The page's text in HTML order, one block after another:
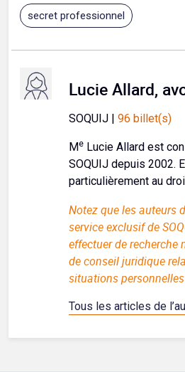
secret professionnel
Lucie Allard,
SOQUIJ |96 billet(s)
Me Lucie Allard est
SOQUIJ depuis 2002.
particulièrement au
Notez que les auteurs
service exclusif de
effectuer de
de conseil juridique
situations
Tous les articles de